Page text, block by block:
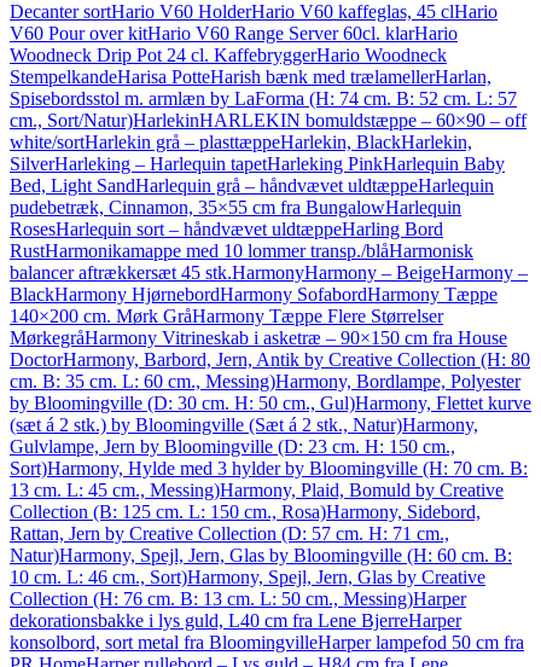
Decanter sortHario V60 HolderHario V60 kaffeglas, 45 clHario
V60 Pour over kitHario V60 Range Server 60cl. klarHario
Woodneck Drip Pot 24 cl. KaffebryggerHario Woodneck
StempelkandeHarisa PotteHarish bænk med trælamellerHarlan,
Spisebordsstol m. armlæn by LaForma (H: 74 cm. B: 52 cm. L: 57
cm., Sort/Natur)HarlekinHARLEKIN bomuldstæppe – 60×90 – off
white/sortHarlekin grå – plasttæppeHarlekin, BlackHarlekin,
SilverHarleking – Harlequin tapetHarleking PinkHarlequin Baby
Bed, Light SandHarlequin grå – håndvævet uldtæppeHarlequin
pudebetræk, Cinnamon, 35×55 cm fra BungalowHarlequin
RosesHarlequin sort – håndvævet uldtæppeHarling Bord
RustHarmonikamappe med 10 lommer transp./blåHarmonisk
balancer aftrækkersæt 45 stk.HarmonyHarmony – BeigeHarmony –
BlackHarmony HjørnebordHarmony SofabordHarmony Tæppe
140×200 cm. Mørk GråHarmony Tæppe Flere Størrelser
MørkegråHarmony Vitrineskab i asketræ – 90×150 cm fra House
DoctorHarmony, Barbord, Jern, Antik by Creative Collection (H: 80
cm. B: 35 cm. L: 60 cm., Messing)Harmony, Bordlampe, Polyester
by Bloomingville (D: 30 cm. H: 50 cm., Gul)Harmony, Flettet kurve
(sæt á 2 stk.) by Bloomingville (Sæt á 2 stk., Natur)Harmony,
Gulvlampe, Jern by Bloomingville (D: 23 cm. H: 150 cm.,
Sort)Harmony, Hylde med 3 hylder by Bloomingville (H: 70 cm. B:
13 cm. L: 45 cm., Messing)Harmony, Plaid, Bomuld by Creative
Collection (B: 125 cm. L: 150 cm., Rosa)Harmony, Sidebord,
Rattan, Jern by Creative Collection (D: 57 cm. H: 71 cm.,
Natur)Harmony, Spejl, Jern, Glas by Bloomingville (H: 60 cm. B:
10 cm. L: 46 cm., Sort)Harmony, Spejl, Jern, Glas by Creative
Collection (H: 76 cm. B: 13 cm. L: 50 cm., Messing)Harper
dekorationsbakke i lys guld, L40 cm fra Lene BjerreHarper
konsolbord, sort metal fra BloomingvilleHarper lampefod 50 cm fra